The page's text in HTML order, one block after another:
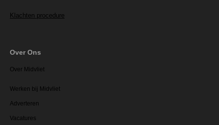
Klachten procedure
Over Ons
Over Midvliet
Werken bij Midvliet
Adverteren
Vacatures